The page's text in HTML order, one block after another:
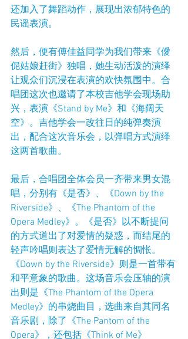
还加入了舞蹈动作，展现出浓郁特色的
民谣表演。
然后，便有傅佳益同学为我们带来《僾
伲姑娘赶街》独唱，她生动活泼的演绎
让观众们沉浸在表演的欢快氛围中。合
唱团这次也邀请了本校吉他学会现场助
兴，表演《Stand by Me》和《海阔天
空》。吉他学会一改往日的纯弹奏演
出，配合这次音乐会，以弹唱方式演绎
这两首歌曲。
最后，合唱团全体会员一齐带来男女混
唱，分别有《是否》、《Down by the
Riverside》、《The Phantom of the
Opera Medley》。《是否》以不断提问
的方式道出了对爱情的疑惑，而结尾的
轻声吟唱则表达了爱情无解的惆怅。
《Down by the Riverside》则是一首带有
和平意象的歌曲。这场音乐会压轴的演
出则是《The Phantom of the Opera
Medley》的串烧曲目，选曲来自其同名
音乐剧，除了《The Pantom of the
Opera》，还包括《Think of Me》